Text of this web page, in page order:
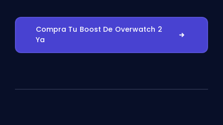
Compra Tu Boost De Overwatch 2
Ya